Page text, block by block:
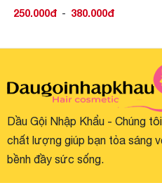
Tóc
250.000đ - 380.000đ
Dầu Gội Nhập Khẩu - Chúng
chất lượng giúp bạn tỏa sáng
bềnh đầy sức sống.